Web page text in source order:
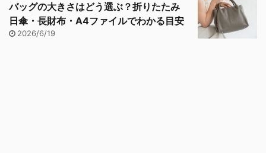
バッグの大きさはどう選ぶ？折りたたみ
日傘・長財布・A4ファイルでわかる目安
2026/6/19